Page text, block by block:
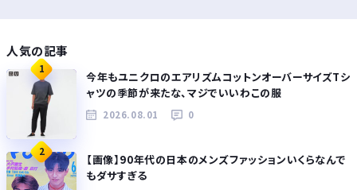
人気の記事
1
今年もユニクロのエアリズムコットンオーバーサイズTシ
ャツの季節が来たな、マジでいいわこの服
2026.08.01 0
2
【画像】90年代の日本のメンズファッションいくらなんで
もダサすぎる